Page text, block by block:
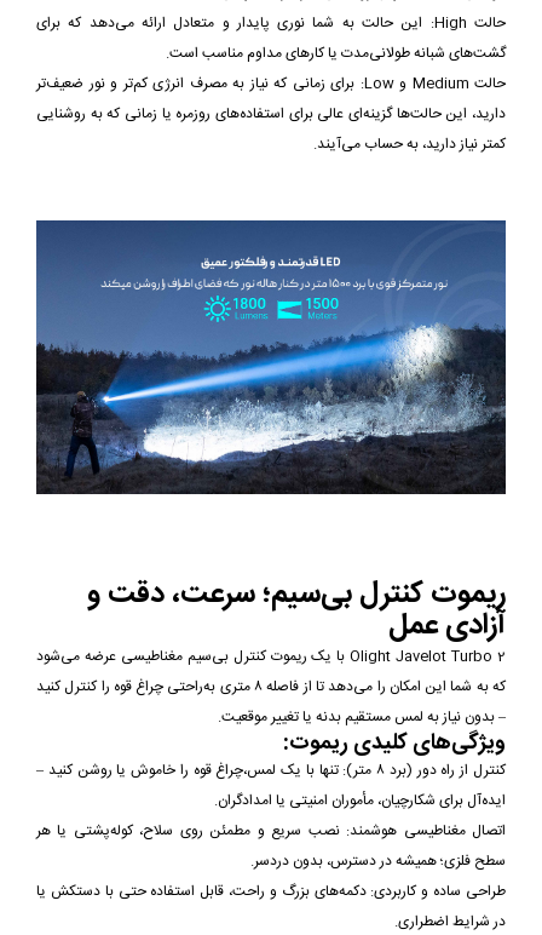
حالت High: این حالت به شما نوری پایدار و متعادل ارائه می‌دهد که برای
گشت‌های شبانه طولانی‌مدت یا کارهای مداوم مناسب است.
حالت Medium و Low: برای زمانی که نیاز به مصرف انرژی کم‌تر و نور ضعیف‌تر
دارید، این حالت‌ها گزینه‌ای عالی برای استفاده‌های روزمره یا زمانی که به روشنایی
کمتر نیاز دارید، به حساب می‌آیند.
ریموت کنترل بی‌سیم؛ سرعت، دقت و
آزادی عمل
Olight Javelot Turbo 2 با یک ریموت کنترل بی‌سیم مغناطیسی عرضه می‌شود
که به شما این امکان را می‌دهد تا از فاصله ۸ متری به‌راحتی چراغ قوه را کنترل کنید
– بدون نیاز به لمس مستقیم بدنه یا تغییر موقعیت.
ویژگی‌های کلیدی ریموت:
کنترل از راه دور (برد ۸ متر): تنها با یک لمس،چراغ قوه را خاموش یا روشن کنید –
ایده‌آل برای شکارچیان، مأموران امنیتی یا امدادگران.
اتصال مغناطیسی هوشمند: نصب سریع و مطمئن روی سلاح، کوله‌پشتی یا هر
سطح فلزی؛ همیشه در دسترس، بدون دردسر.
طراحی ساده و کاربردی: دکمه‌های بزرگ و راحت، قابل استفاده حتی با دستکش یا
در شرایط اضطراری.